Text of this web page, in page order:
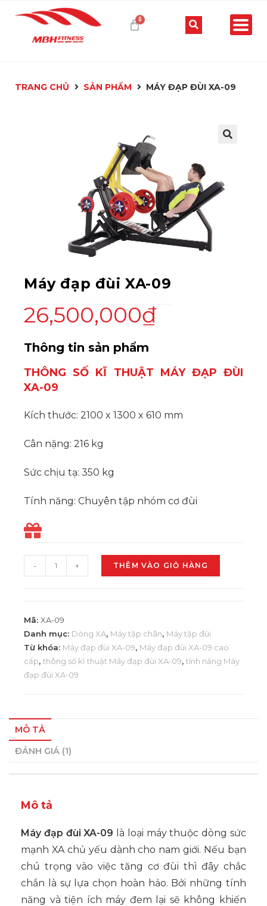
TRANG CHỦ SẢN PHẨM MÁY ĐẠP ĐÙI XA-09
Máy đạp đùi XA-09
26,500,000₫
Thông tin sản phẩm
THÔNG SỐ KĨ THUẬT MÁY ĐẠP ĐÙI
XA-09
Kích thước: 2100 x 1300 x 610 mm
Cân nặng: 216 kg
Sức chịu tạ: 350 kg
Tính năng: Chuyên tập nhóm cơ đùi
- + THÊM VÀO GIỎ HÀNG
Mã: XA-09
Danh mục: Dòng XA, Máy tập chân, Máy tập đùi
Từ khóa: Máy đạp đùi XA-09, Máy đạp đùi XA-09 cao
cấp, thông số kĩ thuật Máy đạp đùi XA-09, tính năng Máy
đạp đùi XA-09
MÔ TẢ
ĐÁNH GIÁ (1)
Mô tả
Máy đạp đùi XA-09 là loại máy thuộc dòng sức
mạnh XA chủ yếu dành cho nam giới. Nếu bạn
chú trọng vào việc tăng cơ đùi thì đây chắc
chắn là sự lựa chọn hoàn hảo. Bởi những tính
năng và tiện ích máy đem lại sẽ không khiến